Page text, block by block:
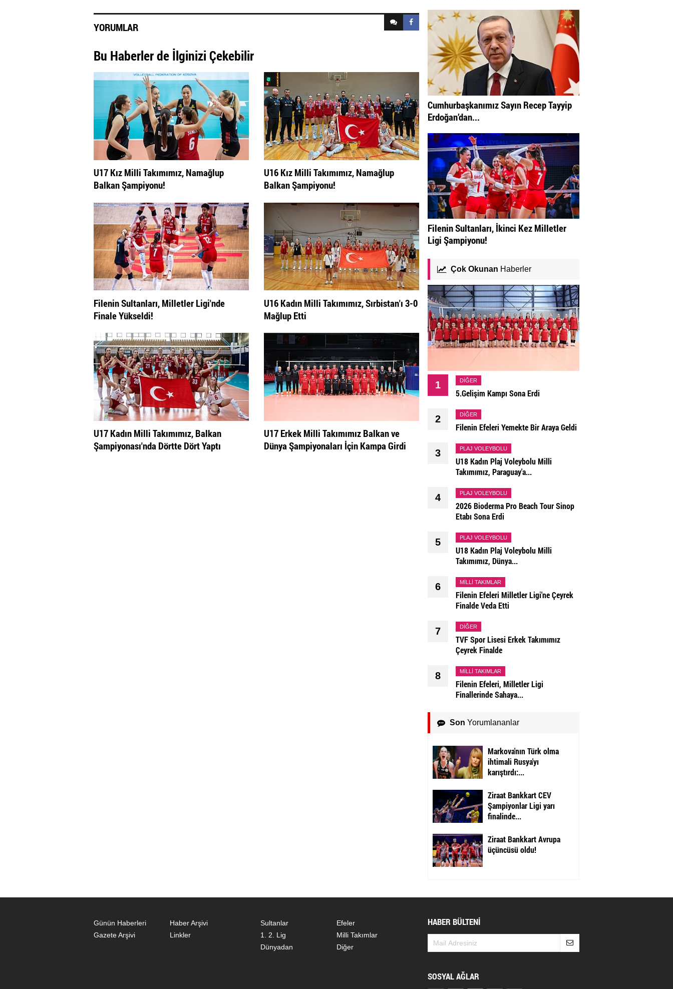
YORUMLAR
Bu Haberler de İlginizi Çekebilir
U17 Kız Milli Takımımız, Namağlup
Balkan Şampiyonu!
U16 Kız Milli Takımımız, Namağlup
Balkan Şampiyonu!
Filenin Sultanları, Milletler Ligi'nde
Finale Yükseldi!
U16 Kadın Milli Takımımız, Sırbistan'ı 3-0
Mağlup Etti
U17 Kadın Milli Takımımız, Balkan
Şampiyonası'nda Dörtte Dört Yaptı
U17 Erkek Milli Takımımız Balkan ve
Dünya Şampiyonaları İçin Kampa Girdi
Cumhurbaşkanımız Sayın Recep Tayyip
Erdoğan’dan...
Filenin Sultanları, İkinci Kez Milletler
Ligi Şampiyonu!
Çok Okunan Haberler
1 DIĞER
5.Gelişim Kampı Sona Erdi
2 DIĞER
Filenin Efeleri Yemekte Bir Araya Geldi
3 PLAJ VOLEYBOLU
U18 Kadın Plaj Voleybolu Milli
Takımımız, Paraguay'a...
4 PLAJ VOLEYBOLU
2026 Bioderma Pro Beach Tour Sinop
Etabı Sona Erdi
5 PLAJ VOLEYBOLU
U18 Kadın Plaj Voleybolu Milli
Takımımız, Dünya...
6 MILLI TAKIMLAR
Filenin Efeleri Milletler Ligi'ne Çeyrek
Finalde Veda Etti
7 DIĞER
TVF Spor Lisesi Erkek Takımımız
Çeyrek Finalde
8 MILLI TAKIMLAR
Filenin Efeleri, Milletler Ligi
Finallerinde Sahaya...
Son Yorumlananlar
Markova'nın Türk olma
ihtimali Rusya'yı
karıştırdı:...
Ziraat Bankkart CEV
Şampiyonlar Ligi yarı
finalinde...
Ziraat Bankkart Avrupa
üçüncüsü oldu!
Günün Haberleri
Haber Arşivi
Gazete Arşivi
Linkler
Sultanlar
Efeler
1. 2. Lig
Milli Takımlar
Dünyadan
Diğer
HABER BÜLTENİ
SOSYAL AĞLAR